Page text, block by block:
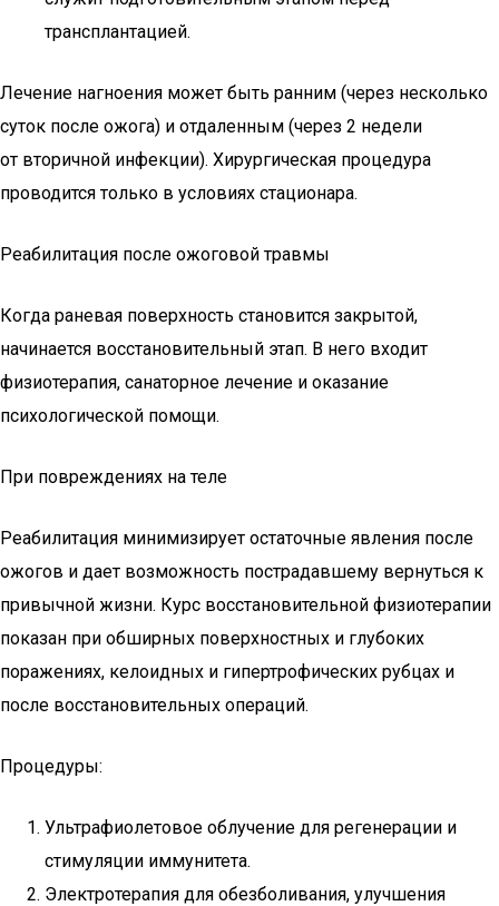
трансплантацией.
Лечение нагноения может быть ранним (через несколько
суток после ожога) и отдаленным (через 2 недели
от вторичной инфекции). Хирургическая процедура
проводится только в условиях стационара.
Реабилитация после ожоговой травмы
Когда раневая поверхность становится закрытой,
начинается восстановительный этап. В него входит
физиотерапия, санаторное лечение и оказание
психологической помощи.
При повреждениях на теле
Реабилитация минимизирует остаточные явления после
ожогов и дает возможность пострадавшему вернуться к
привычной жизни. Курс восстановительной физиотерапии
показан при обширных поверхностных и глубоких
поражениях, келоидных и гипертрофических рубцах и
после восстановительных операций.
Процедуры:
Ультрафиолетовое облучение для регенерации и
стимуляции иммунитета.
Электротерапия для обезболивания, улучшения